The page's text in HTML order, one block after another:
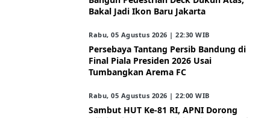
Bakal Jadi Ikon Baru Jakarta
Rabu, 05 Agustus 2026 | 22:30 WIB
Persebaya Tantang Persib Bandung di
Final Piala Presiden 2026 Usai
Tumbangkan Arema FC
Rabu, 05 Agustus 2026 | 22:00 WIB
Sambut HUT Ke-81 RI, APNI Dorong